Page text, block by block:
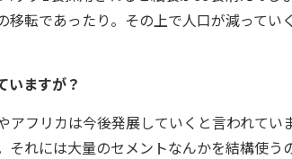
転であったり。その上で人口が減ってい
いますが？
フリカは今後発展していくと言われていま
れには大量のセメントなんかを結構使う